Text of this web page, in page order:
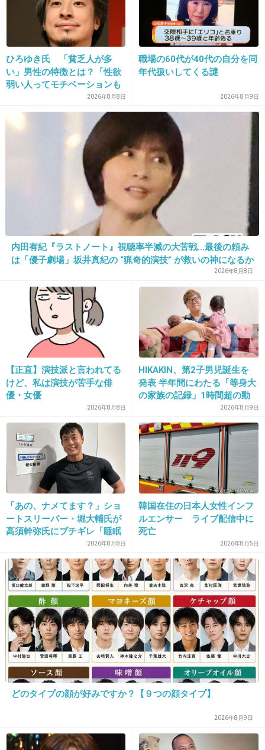
+6
19. 匿名2026/07/08(水) 11:45:16
2026/07/08(水) 11:45:41
物をくれる人だとしたら「本当にいらないんで
す」と断る
突き返す、お返しを絶対にしない
迷惑なんだからやめてというしかない
2026/07/08(水) 11:46:36
一方的な言い分を信じきって、悪意ある結託する小学生の
意地悪女子みたいな幼稚な人って時々いるから面倒なんだ
よ
倒なんで黙ってるけど、こういう幼稚な結託してるグルー
プに嫌な思いさせられた経験ある人は多いはず
+5
22. 匿名2026/07/08(水) 11:46:44
でも私はこうしたいのでごめんなさい、と断っていますが
と、言うことは物ではなくてお金か精神的なものですか？
トピ主の説明だけでは何とも言えない
+1 -0
23. 匿名2026/07/08(水) 11:48:42
>>7
横だけど、
をくれる、頼んでもないことをしてくる、
本人は親切心でやってるのかもしれないけど、
ひろゆき氏 「貧乏人が多
い」男性の特徴とは？「性欲
弱い人ってモチベーションも
低いので貧乏人多い」2026年8月8日
職場の60代が40代の自分を同
年代扱いしてくる謎
2026年8月9日
内田有紀『ラストノート』視聴率半減の大苦戦…最後の頼み
は「優子劇場」坂井真紀の “猟奇的演技” が救いの神になるか
2026年8月8日
【正直】演技派と言われてる
けど、私は演技が苦手な俳
優・女優
2026年8月8日
HIKAKIN、第2子男児誕生を
発表 半年間にわたる「等身大
の家族の記録」1時間超の動
画とともに感謝伝える2026年8月9日
「あの、ナメてます？」ショ
ートスリーパー・堀大輔氏が
高須幹弥氏にブチギレ「睡眠
不足の人＝キレやすい」SNS
で物議
2026年8月8日
韓国在住の日本人女性インフ
ルエンサー ライブ配信中に
死亡
2026年8月5日
どのタイプの顔が好みですか？【９つの顔タイプ】
2026年8月9日